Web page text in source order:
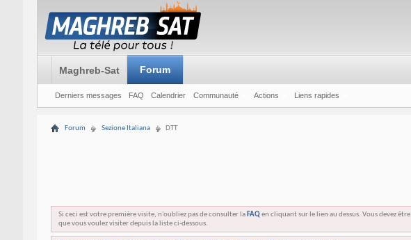
Maghreb-Sat Forum
Derniers messages FAQ Calendrier Communauté Actions Liens rapides
Forum Sezione Italiana DTT
Si ceci est votre première visite, n'oubliez pas de consulter la FAQen cliquant sur le lien au dessus. Vous devez être
que vous voulez visiter depuis la liste ci-dessous.